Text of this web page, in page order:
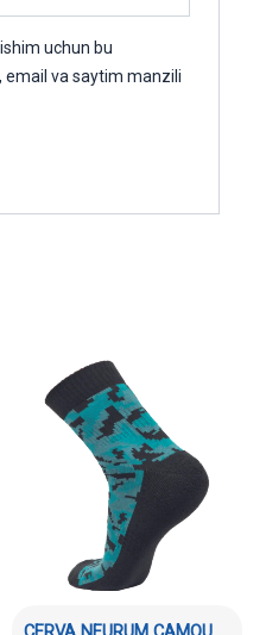
uchun bu
va saytim manzili